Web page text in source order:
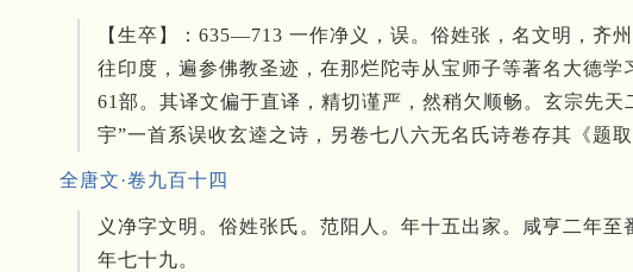
【生卒】：635—713 一作净义，误。俗姓张，名文明，齐
往印度，遍参佛教圣迹，在那烂陀寺从宝师子等著名大德
61部。其译文偏于直译，精切谨严，然稍欠顺畅。玄宗先天
宇”一首系误收玄逵之诗，另卷七八六无名氏诗卷存其《题取
全唐文·卷九百十四
义净字文明。俗姓张氏。范阳人。年十五出家。咸亨二年
年七十九。